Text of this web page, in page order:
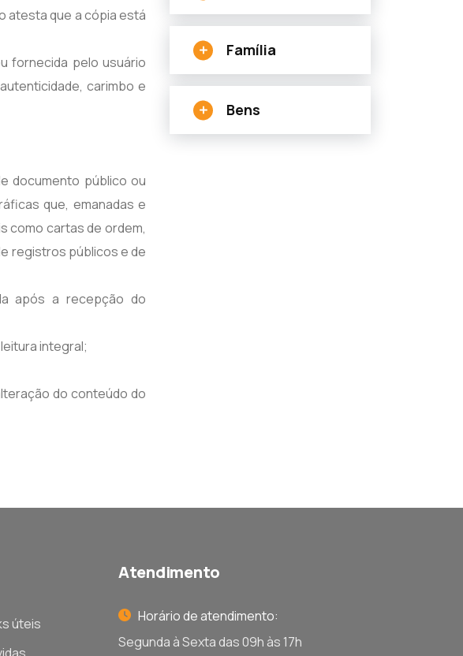
atesta que a cópia está
fornecida pelo usuário
carimbo e
documento público ou
que, emanadas e
como cartas de ordem,
registros públicos e de
após a recepção do
integral;
do conteúdo do
Família
Bens
úteis
Atendimento
Horário de atendimento:
Segunda à Sexta das 09h às 17h